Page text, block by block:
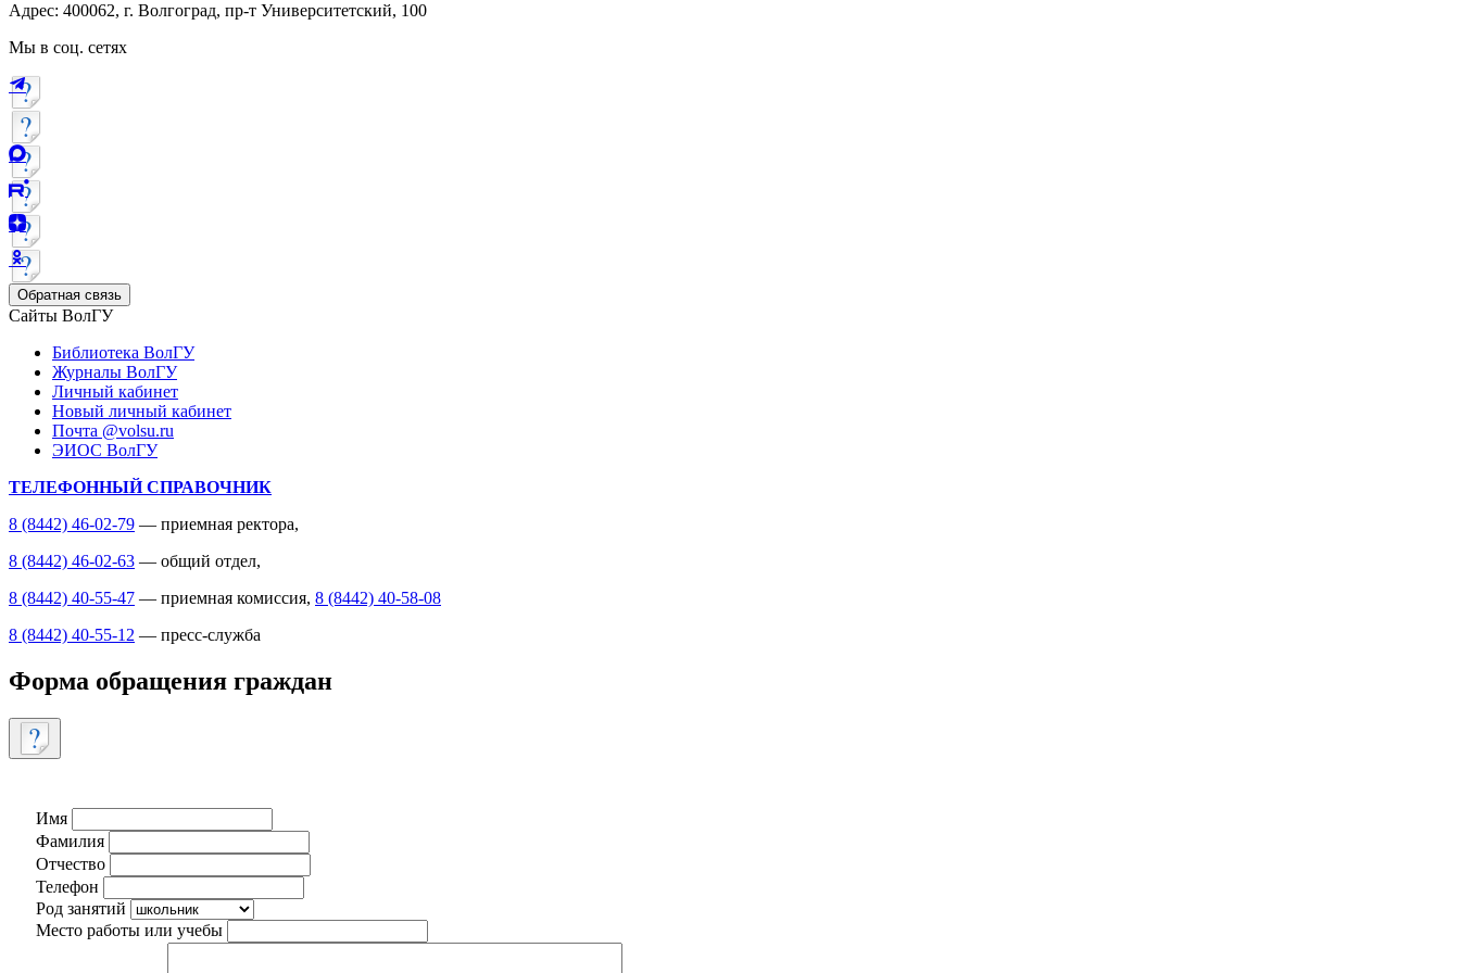
Адрес: 400062, г. Волгоград, пр-т Университетский, 100
Мы в соц. сетях
Обратная связь
Сайты ВолГУ
Библиотека ВолГУ
Журналы ВолГУ
Личный кабинет
Новый личный кабинет
Почта @volsu.ru
ЭИОС ВолГУ
ТЕЛЕФОННЫЙ СПРАВОЧНИК
8 (8442) 46-02-79 — приемная ректора,
8 (8442) 46-02-63 — общий отдел,
8 (8442) 40-55-47 — приемная комиссия, 8 (8442) 40-58-08
8 (8442) 40-55-12 — пресс-служба
Форма обращения граждан
Имя
Фамилия
Отчество
Телефон
Род занятий
Место работы или учебы